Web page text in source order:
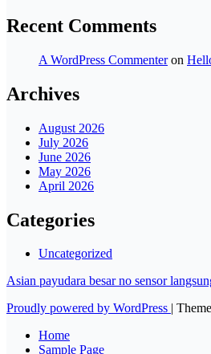
Recent Comments
A WordPress Commenteron
Archives
August 2026
July 2026
June 2026
May 2026
April 2026
Categories
Uncategorized
Asian payudara besar no sensor
Proudly powered by WordPress
Home
Sample Page